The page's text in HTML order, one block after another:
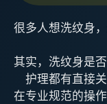
很多人想洗纹身
其实，洗纹身是
护理都有直接
在专业规范的操